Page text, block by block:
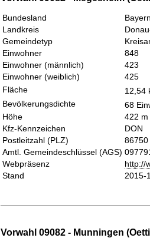
Bundesland
Landkreis
Gemeindetyp
Einwohner
848
Einwohner (männlich)
423
Einwohner (weiblich)
425
Fläche
12,54
Bevölkerungsdichte
68
Höhe
422 m
Kfz-Kennzeichen
DON
Postleitzahl (PLZ)
86750
Amtl. Gemeindeschlüssel (AGS)
Webpräsenz
http://
Stand
2015-
Vorwahl 09082 - Munningen